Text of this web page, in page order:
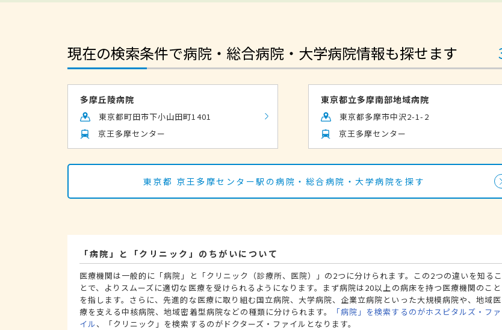
現在の検索条件で病院・総合病院・大学病院情報も探せます
多摩丘陵病院
東京都町田市下小山田町1401
京王多摩センター
東京都立多摩南部地域病院
東京都多摩市中沢2-1-2
京王多摩センター
東京都 京王多摩センター駅の病院・総合病院・大学病院を探す
「病院」と「クリニック」のちがいについて
医療機関は一般的に「病院」と「クリニック（診療所、医院）」の2つに分けられます。この2つの違いを知るこ
とで、よりスムーズに適切な医療を受けられるようになります。まず病院は20以上の病床を持つ医療機関のこと
を指します。さらに、先進的な医療に取り組む国立病院、大学病院、企業立病院といった大規模病院や、地域医
療を支える中核病院、地域密着型病院などの種類に分けられます。
「病院」を検索するのがホスピタルズ・ファ
イル、「クリニック」を検索するのがドクターズ・ファイルとなります。